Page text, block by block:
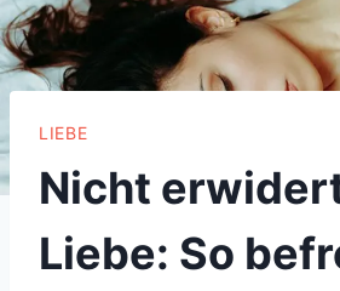
LIEBE
Nicht
Liebe: So